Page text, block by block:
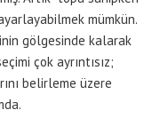
mümkün.
gölgesinde kalarak
çok ayrıntısız;
belirleme üzere